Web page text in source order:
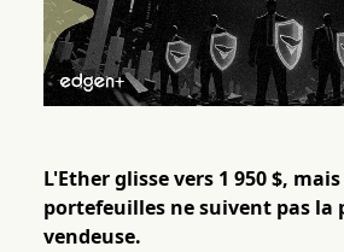
L'Ether glisse vers 1 950 $,
portefeuilles ne suivent pas la
vendeuse.